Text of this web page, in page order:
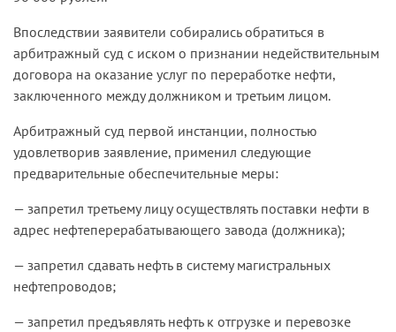
Впоследствии заявители собирались обратиться в
арбитражный суд с иском о признании недействительным
договора на оказание услуг по переработке нефти,
заключенного между должником и третьим лицом.
Арбитражный суд первой инстанции, полностью
удовлетворив заявление, применил следующие
предварительные обеспечитель­ные меры:
— запретил третьему лицу осуществлять поставки нефти в
адрес нефтеперерабатывающего завода (должника);
— запретил сдавать нефть в систему магистральных
нефтепро­водов;
— запретил предъявлять нефть к отгрузке и перевозке